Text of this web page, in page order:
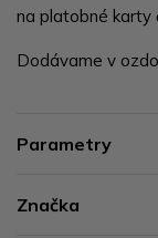
na platobné karty
Dodávame v
Parametry
Značka